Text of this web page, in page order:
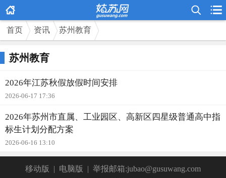
  
首页 资讯 苏州教育
苏州教育
2026年江苏秋假放假时间安排
2026-06-17 17:36
2026年苏州市直属、工业园区、高新区四星级普通高中指
标生计划分配方案
2026-06-16 13:10
移动版 | 电脑版 | 举报邮箱:jubao@gusuwang.com